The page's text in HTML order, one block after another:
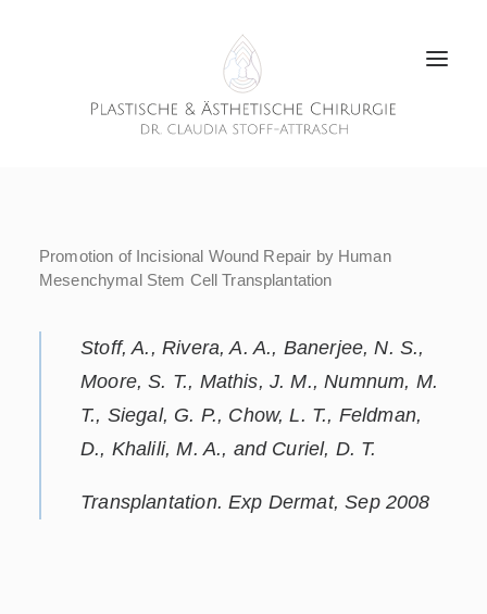
Promotion of Incisional Wound Repair by Human
Mesenchymal Stem Cell Transplantation
Stoff, A., Rivera, A. A., Banerjee, N. S.,
Moore, S. T., Mathis, J. M., Numnum, M.
T., Siegal, G. P., Chow, L. T., Feldman,
D., Khalili, M. A., and Curiel, D. T.
Transplantation. Exp Dermat, Sep 2008